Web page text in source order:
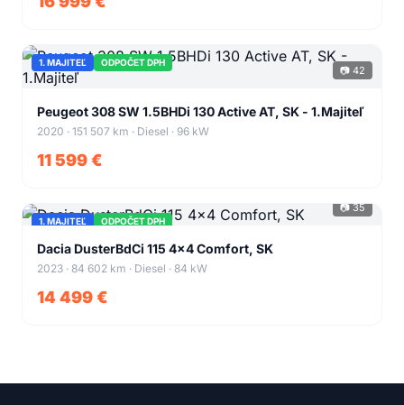
1. MAJITEĽ ODPOČET DPH
📷 42
+38
Peugeot 308 SW 1.5BHDi 130 Active AT, SK - 1.Majiteľ
2020 · 151 507 km · Diesel · 96 kW
11 599 €
1. MAJITEĽ ODPOČET DPH
📷 35
+31
Dacia DusterBdCi 115 4x4 Comfort, SK
2023 · 84 602 km · Diesel · 84 kW
14 499 €